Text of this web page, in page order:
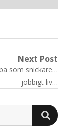
Next Post
som snickare…
jobbigt liv…